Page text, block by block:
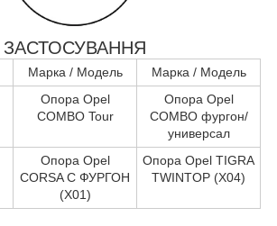
ЗАСТОСУВАННЯ
Марка / Модель
Марка / Модель
Опора Opel
COMBO Tour
Опора Opel
COMBO фургон/
универсал
Опора Opel
CORSA C ФУРГОН
(X01)
Опора Opel TIGRA
TWINTOP (X04)